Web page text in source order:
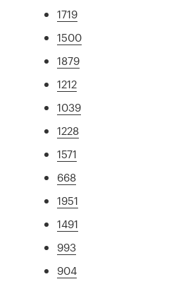
1719
1500
1879
1212
1039
1228
1571
668
1951
1491
993
904